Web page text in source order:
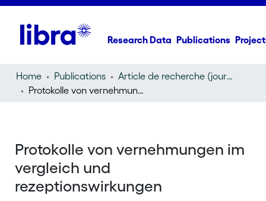
Research Data Publications
Home Publications
Article de recherche (journal article)
Protokolle von vernehmungen im vergleich und rezeptionswirkungen
Protokolle von vernehmungen im
vergleich und
rezeptionswirkungen